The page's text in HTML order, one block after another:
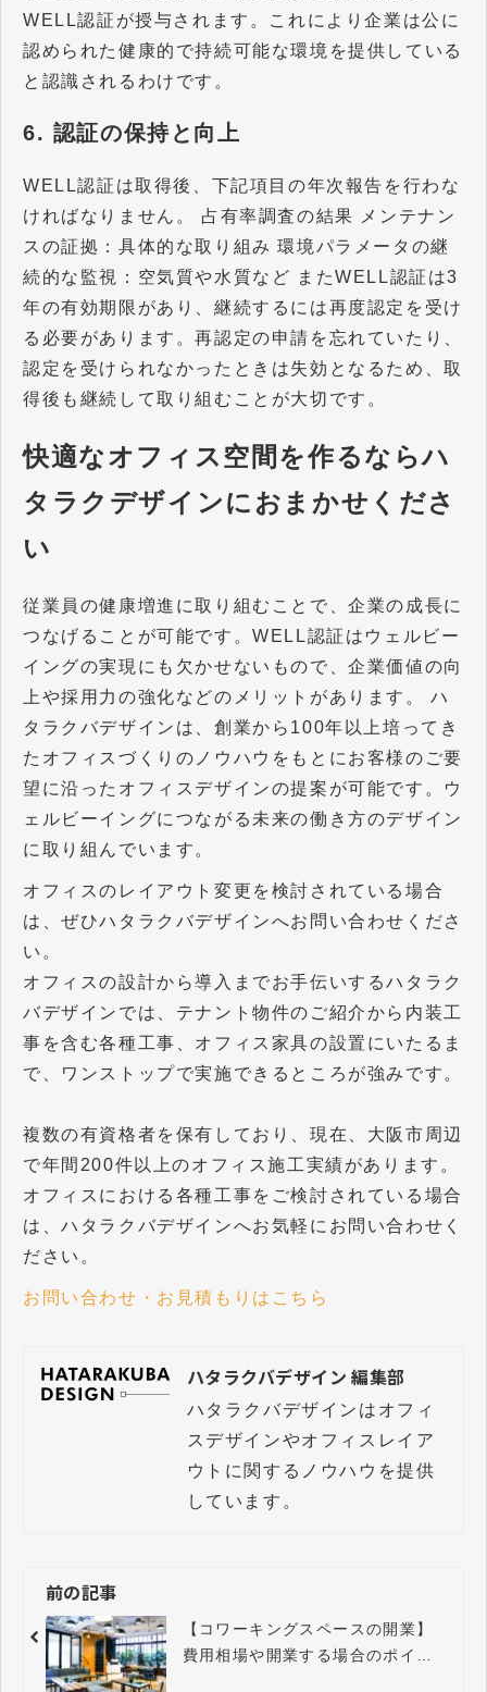
WELL認証が授与されます。これにより企業は公に
認められた健康的で持続可能な環境を提供している
と認識されるわけです。
6. 認証の保持と向上
WELL認証は取得後、下記項目の年次報告を行わな
ければなりません。 占有率調査の結果 メンテナン
スの証拠：具体的な取り組み 環境パラメータの継
続的な監視：空気質や水質など またWELL認証は3
年の有効期限があり、継続するには再度認定を受け
る必要があります。再認定の申請を忘れていたり、
認定を受けられなかったときは失効となるため、取
得後も継続して取り組むことが大切です。
快適なオフィス空間を作るならハ
タラクデザインにおまかせくださ
い
従業員の健康増進に取り組むことで、企業の成長に
つなげることが可能です。WELL認証はウェルビー
イングの実現にも欠かせないもので、企業価値の向
上や採用力の強化などのメリットがあります。 ハ
タラクバデザインは、創業から100年以上培ってき
たオフィスづくりのノウハウをもとにお客様のご要
望に沿ったオフィスデザインの提案が可能です。ウ
ェルビーイングにつながる未来の働き方のデザイン
に取り組んでいます。
オフィスのレイアウト変更を検討されている場合
は、ぜひハタラクバデザインへお問い合わせくださ
い。
オフィスの設計から導入までお手伝いするハタラク
バデザインでは、テナント物件のご紹介から内装工
事を含む各種工事、オフィス家具の設置にいたるま
で、ワンストップで実施できるところが強みです。
複数の有資格者を保有しており、現在、大阪市周辺
で年間200件以上のオフィス施工実績があります。
オフィスにおける各種工事をご検討されている場合
は、ハタラクバデザインへお気軽にお問い合わせく
ださい。
お問い合わせ・お見積もりはこちら
ハタラクバデザイン 編集部
ハタラクバデザインはオフィ
スデザインやオフィスレイア
ウトに関するノウハウを提供
しています。
前の記事
【コワーキングスペースの開業】
費用相場や開業する場合のポイン